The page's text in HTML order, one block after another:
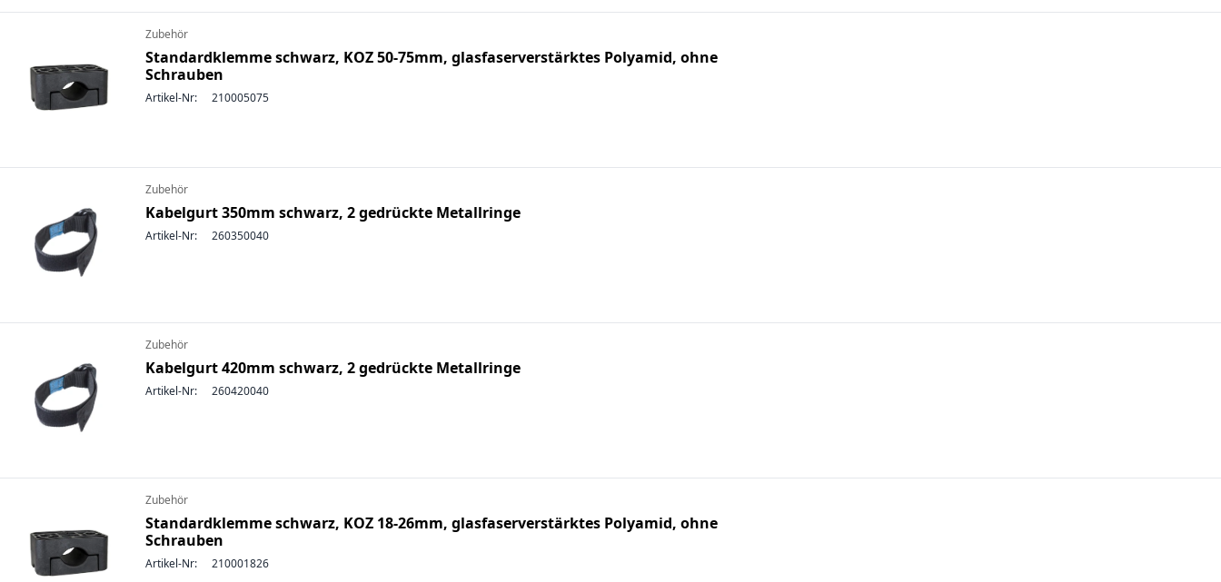
Zubehör
Standardklemme schwarz, KOZ 50-75mm, glasfaserverstärktes Polyamid, ohne
Schrauben
Artikel-Nr: 210005075
Zubehör
Kabelgurt 350mm schwarz, 2 gedrückte Metallringe
Artikel-Nr: 260350040
Zubehör
Kabelgurt 420mm schwarz, 2 gedrückte Metallringe
Artikel-Nr: 260420040
Zubehör
Standardklemme schwarz, KOZ 18-26mm, glasfaserverstärktes Polyamid, ohne
Schrauben
Artikel-Nr: 210001826